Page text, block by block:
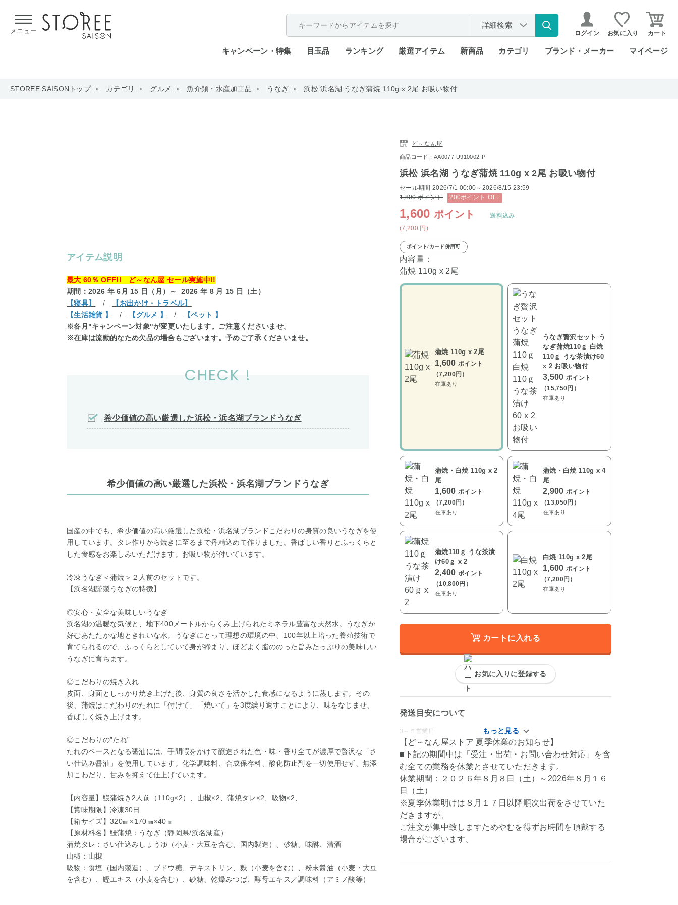
メニュー
詳細検索
ログイン お気に入り カート
キャンペーン・特集 目玉品 ランキング 厳選アイテム 新商品 カテゴリ ブランド・メーカー マイページ
STOREE SAISONトップ カテゴリ グルメ 魚介類・水産加工品 うなぎ 浜松 浜名湖 うなぎ蒲焼 110g x 2尾 お吸い物付
アイテム説明
最大 60％ OFF!! ど～なん屋 セール実施中!!
期間：2026 年 6月 15 日（月）～ 2026 年 8 月 15 日（土）
【寝具】
/
【お出かけ・トラベル】
【生活雑貨 】
/ 【グルメ 】 /
【ペット 】
※各月"キャンペーン対象"が変更いたします。ご注意くださいませ。
※在庫は流動的なため欠品の場合もございます。予めご了承くださいませ。
CHECK !
希少価値の高い厳選した浜松・浜名湖ブランドうなぎ
希少価値の高い厳選した浜松・浜名湖ブランドうなぎ
国産の中でも、希少価値の高い厳選した浜松・浜名湖ブランドこだわりの身質の良いうなぎを使
用しています。タレ作りから焼きに至るまで丹精込めて作りました。香ばしい香りとふっくらと
した食感をお楽しみいただけます。お吸い物が付いています。
冷凍うなぎ＜蒲焼＞２人前のセットです。
【浜名湖謹製うなぎの特徴】
◎安心・安全な美味しいうなぎ
浜名湖の温暖な気候と、地下400メートルからくみ上げられたミネラル豊富な天然水。うなぎが
好むあたたかな地ときれいな水。うなぎにとって理想の環境の中、100年以上培った養殖技術で
育てられるので、ふっくらとしていて身が締まり、ほどよく脂ののった旨みたっぷりの美味しい
うなぎに育ちます。
◎こだわりの焼き入れ
皮面、身面としっかり焼き上げた後、身質の良さを活かした食感になるように蒸します。その
後、蒲焼はこだわりのたれに「付けて」「焼いて」を3度繰り返すことにより、味をなじませ、
香ばしく焼き上げます。
◎こだわりの”たれ”
たれのベースとなる醤油には、手間暇をかけて醸造された色・味・香り全てが濃厚で贅沢な「さ
い仕込み醤油」を使用しています。化学調味料、合成保存料、酸化防止剤を一切使用せず、無添
加こわだり、甘みを抑えて仕上げています。
【内容量】鰻蒲焼き2人前（110g×2）、山椒×2、蒲焼タレ×2、吸物×2、
【賞味期限】冷凍30日
【箱サイズ】320㎜×170㎜×40㎜
【原材料名】鰻蒲焼：うなぎ（静岡県/浜名湖産）
蒲焼タレ：さい仕込みしょうゆ（小麦・大豆を含む、国内製造）、砂糖、味醂、清酒
山椒：山椒
吸物：食塩（国内製造）、ブドウ糖、デキストリン、麩（小麦を含む）、粉末醤油（小麦・大豆
を含む）、鰹エキス（小麦を含む）、砂糖、乾燥みつば、酵母エキス／調味料（アミノ酸等）
ど～なん屋
商品コード：AA0077-U910002-P
浜松 浜名湖 うなぎ蒲焼 110g x 2尾 お吸い物付
セール期間 2026/7/1 00:00～2026/8/15 23:59
1,800ポイント 200ポイント OFF
1,600 ポイント
(7,200 円 )
送料込み
ポイント/カード併用可
内容量：
蒲焼 110g x 2尾
蒲焼 110g x 2尾
1,600 ポイント
（7,200円）
在庫あり
うなぎ贅沢セット う
なぎ蒲焼110ｇ 白焼
110ｇ うな茶漬け60
x 2 お吸い物付
3,500 ポイント
（15,750円）
在庫あり
蒲焼・白焼 110g x 2
尾
1,600 ポイント
（7,200円）
在庫あり
蒲焼・白焼 110g x 4
尾
2,900 ポイント
（13,050円）
在庫あり
蒲焼110ｇ うな茶漬
け60ｇ x 2
2,400 ポイント
（10,800円）
在庫あり
白焼 110g x 2尾
1,600 ポイント
（7,200円）
在庫あり
カートに入れる
お気に入りに登録する
発送目安について
3～５営業日
【ど～なん屋ストア 夏季休業のお知らせ】
■下記の期間中は「受注・出荷・お問い合わせ対応」を含
む全ての業務を休業とさせていただきます。
休業期間：２０２６年８月８日（土）～2026年８月１６
日（土）
※夏季休業明けは８月１７日以降順次出荷をさせていた
だきますが、
ご注文が集中致しますためやむを得ずお時間を頂戴する
場合がございます。